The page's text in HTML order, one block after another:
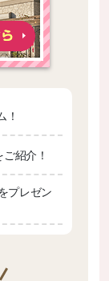
！
紹介！
プレゼン